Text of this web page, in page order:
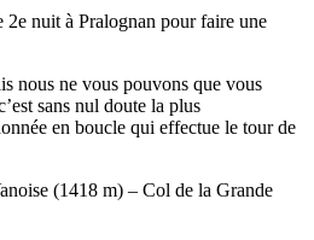
2e nuit à Pralognan pour faire une
nous ne vous pouvons que vous
sans nul doute la plus
en boucle qui effectue le tour de
(1418 m) – Col de la Grande